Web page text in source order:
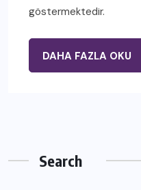
göstermektedir.
DAHA FAZLA OKU
Search